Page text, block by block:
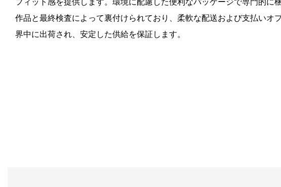
作品と最終検査によって裏付けられており、柔軟な配送および支払いオ
界中に出荷され、安定した供給を保証します。